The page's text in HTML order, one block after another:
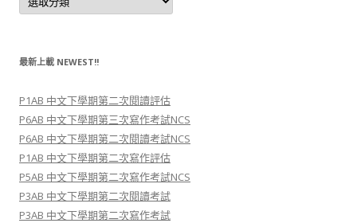
別
及
l
a
a
n
d
S
u
b
j
e
c
t
最新上載 NEWEST!!
P1AB 中文下學期第二次閱讀評估
P6AB 中文下學期第三次寫作考試NCS
P6AB 中文下學期第二次閱讀考試NCS
P1AB 中文下學期第二次寫作評估
P5AB 中文下學期第二次寫作考試NCS
P3AB 中文下學期第二次閱讀考試
P3AB 中文下學期第二次寫作考試